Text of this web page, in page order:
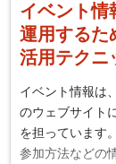
イベント情
運用するた
活用テクニ
イベント情報は
のウェブサイト
を担っています
参加方法などの